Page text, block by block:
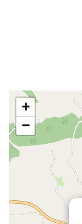
+
−